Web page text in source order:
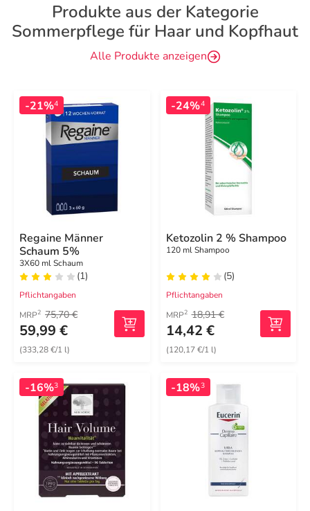
Produkte aus der Kategorie
Sommerpflege für Haar und Kopfhaut
Alle Produkte anzeigen
-21%4
Regaine Männer
Schaum 5%
3X60 ml Schaum
(1)
Pflichtangaben
MRP2 75,70 €
59,99 €
(333,28 €/1 l)
-24%4
Ketozolin 2 % Shampoo
120 ml Shampoo
(5)
Pflichtangaben
MRP2 18,91 €
14,42 €
(120,17 €/1 l)
-16%3 -18%3